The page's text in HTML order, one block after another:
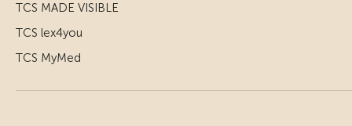
TCS MADE VISIBLE
TCS lex4you
TCS MyMed